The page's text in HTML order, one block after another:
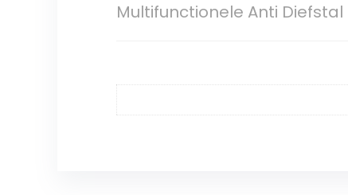
Multifunctionele Anti Diefstal